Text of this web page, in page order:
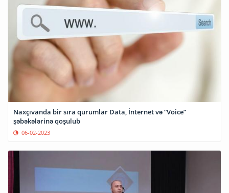
Naxçıvanda bir sıra qurumlar Data, İnternet və “Voice”
şəbəkələrinə qoşulub
06-02-2023